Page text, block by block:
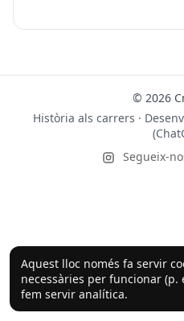
Aquest lloc només fa servir
necessàries per funcionar (p.
fem servir analítica.
© 2026
Història als carrers ·
Segueix-